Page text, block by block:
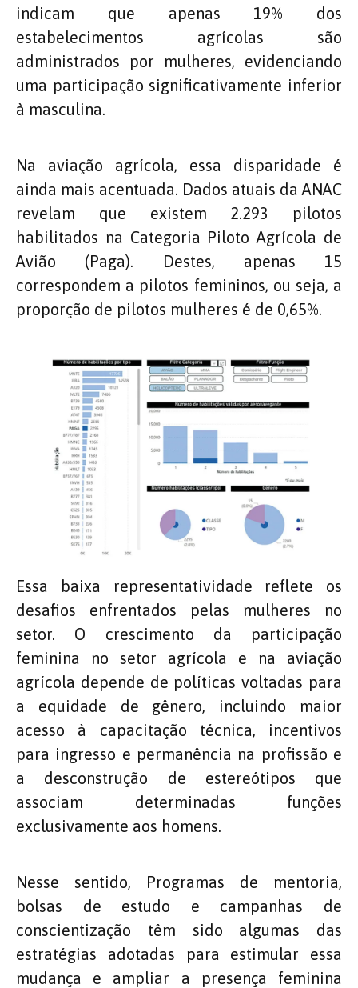
indicam que apenas 19% dos
estabelecimentos agrícolas são
administrados por mulheres, evidenciando
uma participação significativamente inferior
à masculina.
Na aviação agrícola, essa disparidade é
ainda mais acentuada. Dados atuais da ANAC
revelam que existem 2.293 pilotos
habilitados na Categoria Piloto Agrícola de
Avião (Paga). Destes, apenas 15
correspondem a pilotos femininos, ou seja, a
proporção de pilotos mulheres é de 0,65%.
Essa baixa representatividade reflete os
desafios enfrentados pelas mulheres no
setor. O crescimento da participação
feminina no setor agrícola e na aviação
agrícola depende de políticas voltadas para
a equidade de gênero, incluindo maior
acesso à capacitação técnica, incentivos
para ingresso e permanência na profissão e
a desconstrução de estereótipos que
associam determinadas funções
exclusivamente aos homens.
Nesse sentido, Programas de mentoria,
bolsas de estudo e campanhas de
conscientização têm sido algumas das
estratégias adotadas para estimular essa
mudança e ampliar a presença feminina